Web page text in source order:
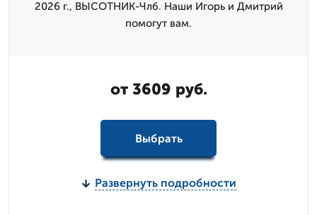
2026 г., ВЫСОТНИК-Члб. Наши Игорь и Дмитpий
помогут вам.
от 3609 руб.
Выбрать
Развернуть подробности